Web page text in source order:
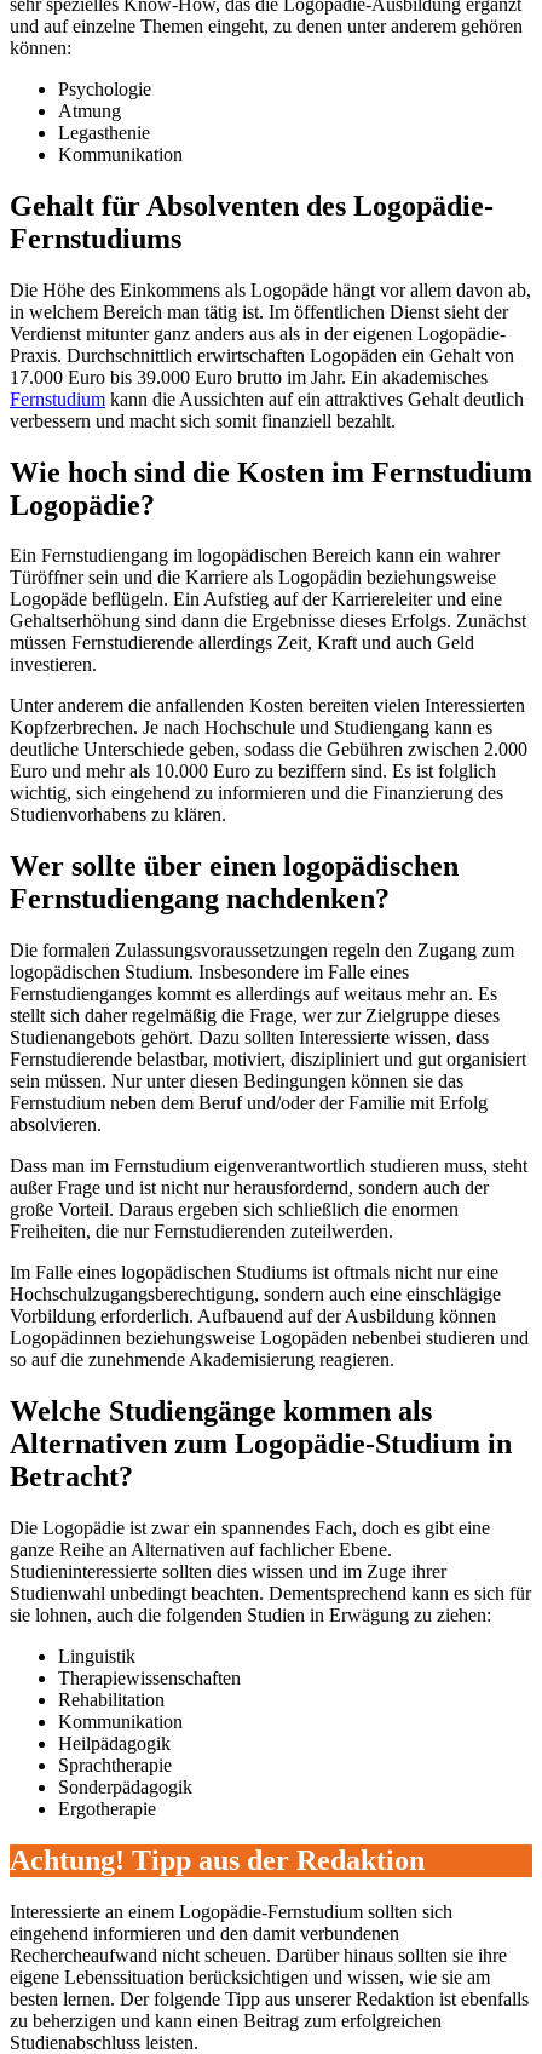
und auf einzelne Themen eingeht, zu denen unter anderem gehören
können:
Psychologie
Atmung
Legasthenie
Kommunikation
Gehalt für Absolventen des Logopädie-
Fernstudiums
Die Höhe des Einkommens als Logopäde hängt vor allem davon ab,
in welchem Bereich man tätig ist. Im öffentlichen Dienst sieht der
Verdienst mitunter ganz anders aus als in der eigenen Logopädie-
Praxis. Durchschnittlich erwirtschaften Logopäden ein Gehalt von
17.000 Euro bis 39.000 Euro brutto im Jahr. Ein akademisches
Fernstudium kann die Aussichten auf ein attraktives Gehalt deutlich
verbessern und macht sich somit finanziell bezahlt.
Wie hoch sind die Kosten im Fernstudium
Logopädie?
Ein Fernstudiengang im logopädischen Bereich kann ein wahrer
Türöffner sein und die Karriere als Logopädin beziehungsweise
Logopäde beflügeln. Ein Aufstieg auf der Karriereleiter und eine
Gehaltserhöhung sind dann die Ergebnisse dieses Erfolgs. Zunächst
müssen Fernstudierende allerdings Zeit, Kraft und auch Geld
investieren.
Unter anderem die anfallenden Kosten bereiten vielen Interessierten
Kopfzerbrechen. Je nach Hochschule und Studiengang kann es
deutliche Unterschiede geben, sodass die Gebühren zwischen 2.000
Euro und mehr als 10.000 Euro zu beziffern sind. Es ist folglich
wichtig, sich eingehend zu informieren und die Finanzierung des
Studienvorhabens zu klären.
Wer sollte über einen logopädischen
Fernstudiengang nachdenken?
Die formalen Zulassungsvoraussetzungen regeln den Zugang zum
logopädischen Studium. Insbesondere im Falle eines
Fernstudienganges kommt es allerdings auf weitaus mehr an. Es
stellt sich daher regelmäßig die Frage, wer zur Zielgruppe dieses
Studienangebots gehört. Dazu sollten Interessierte wissen, dass
Fernstudierende belastbar, motiviert, diszipliniert und gut organisiert
sein müssen. Nur unter diesen Bedingungen können sie das
Fernstudium neben dem Beruf und/oder der Familie mit Erfolg
absolvieren.
Dass man im Fernstudium eigenverantwortlich studieren muss, steht
außer Frage und ist nicht nur herausfordernd, sondern auch der
große Vorteil. Daraus ergeben sich schließlich die enormen
Freiheiten, die nur Fernstudierenden zuteilwerden.
Im Falle eines logopädischen Studiums ist oftmals nicht nur eine
Hochschulzugangsberechtigung, sondern auch eine einschlägige
Vorbildung erforderlich. Aufbauend auf der Ausbildung können
Logopädinnen beziehungsweise Logopäden nebenbei studieren und
so auf die zunehmende Akademisierung reagieren.
Welche Studiengänge kommen als
Alternativen zum Logopädie-Studium in
Betracht?
Die Logopädie ist zwar ein spannendes Fach, doch es gibt eine
ganze Reihe an Alternativen auf fachlicher Ebene.
Studieninteressierte sollten dies wissen und im Zuge ihrer
Studienwahl unbedingt beachten. Dementsprechend kann es sich für
sie lohnen, auch die folgenden Studien in Erwägung zu ziehen:
Linguistik
Therapiewissenschaften
Rehabilitation
Kommunikation
Heilpädagogik
Sprachtherapie
Sonderpädagogik
Ergotherapie
Achtung! Tipp aus der Redaktion
Interessierte an einem Logopädie-Fernstudium sollten sich
eingehend informieren und den damit verbundenen
Rechercheaufwand nicht scheuen. Darüber hinaus sollten sie ihre
eigene Lebenssituation berücksichtigen und wissen, wie sie am
besten lernen. Der folgende Tipp aus unserer Redaktion ist ebenfalls
zu beherzigen und kann einen Beitrag zum erfolgreichen
Studienabschluss leisten.